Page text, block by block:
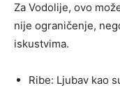
Za Vodolije, ovo
nije ograničenje,
iskustvima.
Ribe: Ljubav kao